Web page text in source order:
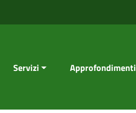
Servizi Approfondimenti